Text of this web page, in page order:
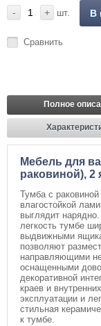
- + шт. В
Сравнить
Полное
Мебель для
раковиной), 2
Тумба с
влагостойкой
выглядит
легкость тумбе
выдвижными
позволяют
направляющими
оснащенными
декоративной
краев и
эксплуатации и
стильная
к тумбе.